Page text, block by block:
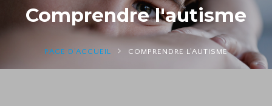
Comprendre l'autisme
PAGE D'ACCUEIL COMPRENDRE L'AUTISME